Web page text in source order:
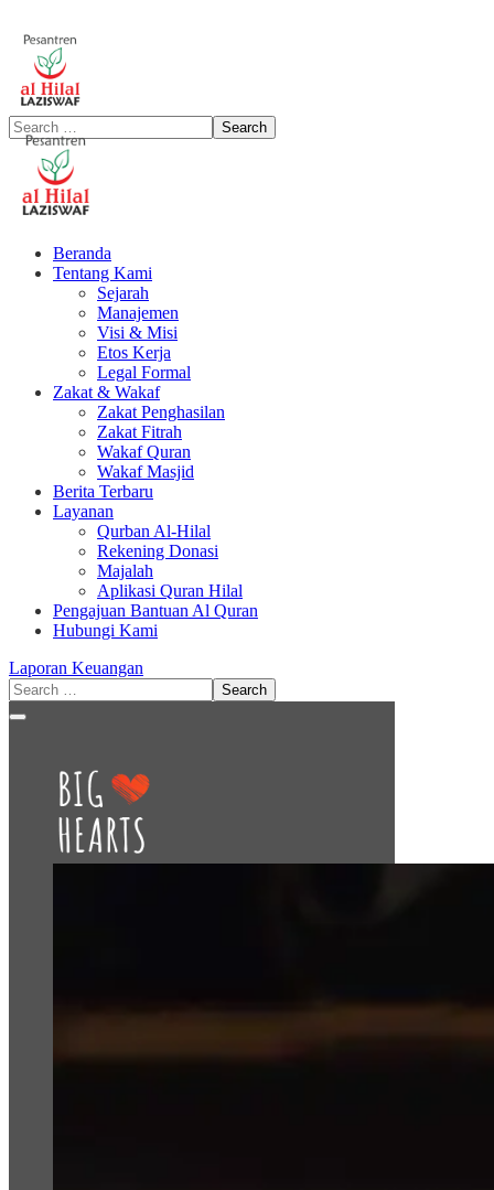
Beranda
Tentang Kami
Sejarah
Manajemen
Visi & Misi
Etos Kerja
Legal Formal
Zakat & Wakaf
Zakat Penghasilan
Zakat Fitrah
Wakaf Quran
Wakaf Masjid
Berita Terbaru
Layanan
Qurban Al-Hilal
Rekening Donasi
Majalah
Aplikasi Quran Hilal
Pengajuan Bantuan Al Quran
Hubungi Kami
Laporan Keuangan